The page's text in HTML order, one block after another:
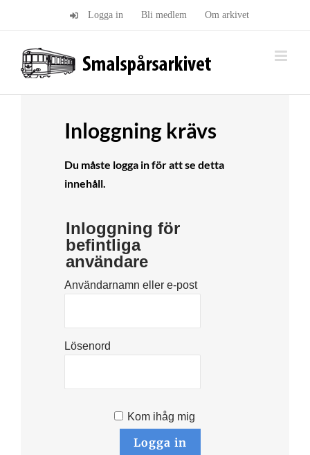
Logga in Bli medlem Om arkivet
Inloggning krävs
Du måste logga in för att se detta
innehåll.
Inloggning för
befintliga
användare
Användarnamn eller e-post
Lösenord
Kom ihåg mig